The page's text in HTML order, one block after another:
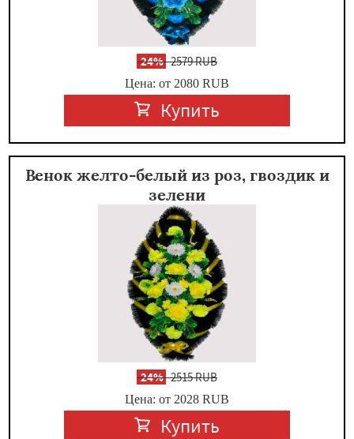
-24%2579 RUB
Цена: от 2080 RUB
Купить
Венок желто-белый из роз, гвоздик и
зелени
-24%2515 RUB
Цена: от 2028 RUB
Купить